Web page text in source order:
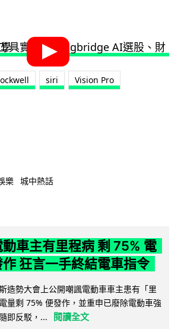
siri
Vision Pro
樂 城中熱話
車主有里程病 剩 75% 電
狂言一手終結電車指令
造勢大會上公開嘲諷電動車車主患有「里
量剩 75% 便發作，並重申已廢除電動車強
即反駁，...
閱讀全文